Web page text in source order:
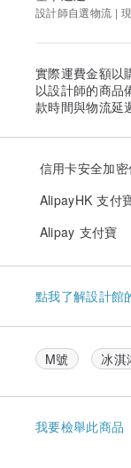
設計師自選物流 |
實際運費金額以
以設計師的商品
款時間與物流延
信用卡安全加密
AlipayHK 支付
Alipay 支付寶
點我了解設計館
M號 冰淇
我要檢舉此商品